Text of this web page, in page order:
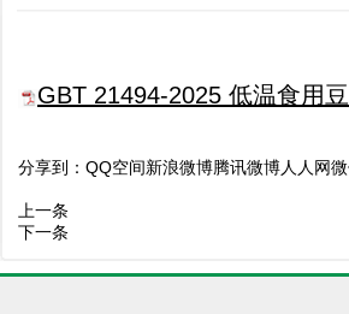
GBT 21494-2025 低温食用
分享到： QQ空间新浪微博腾讯微博人人网
上一条
下一条